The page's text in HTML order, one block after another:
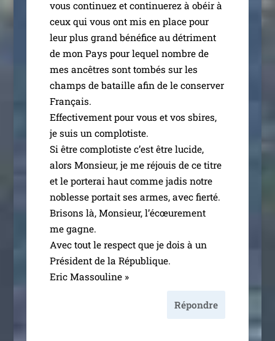
vous conti­nuez et conti­nue­rez à obéir à
ceux qui vous ont mis en place pour
leur plus grand béné­fice au détri­ment
de mon Pays pour lequel nombre de
mes ancêtres sont tom­bés sur les
champs de bataille afin de le conser­ver
Français.
Effectivement pour vous et vos sbires,
je suis un com­plo­tiste.
Si être com­plo­tiste c’est être lucide,
alors Monsieur, je me réjouis de ce titre
et le por­te­rai haut comme jadis notre
noblesse por­tait ses armes, avec fier­té.
Brisons là, Monsieur, l’écœurement
me gagne.
Avec tout le res­pect que je dois à un
Président de la République.
Eric Massouline »
Répondre